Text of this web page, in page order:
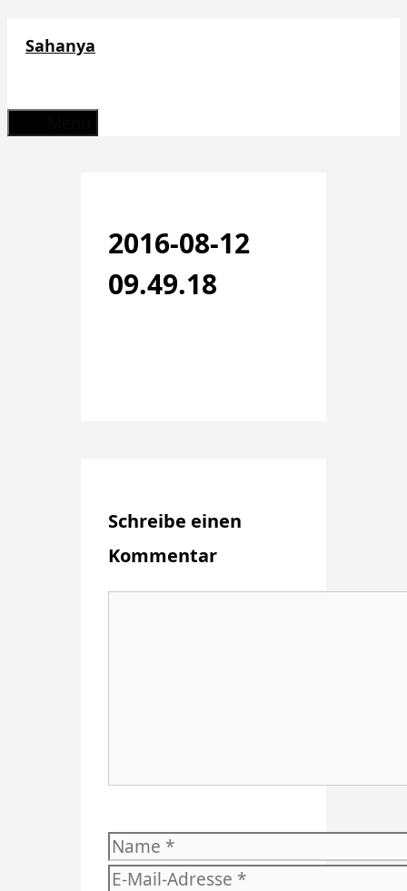
Sahanya
2016-08-12
09.49.18
Schreibe einen
Kommentar
Name
E-